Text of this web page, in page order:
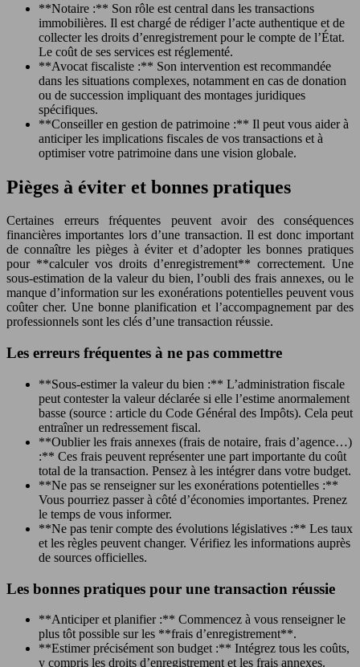
**Notaire :** Son rôle est central dans les transactions
immobilières. Il est chargé de rédiger l’acte authentique et de
collecter les droits d’enregistrement pour le compte de l’État.
Le coût de ses services est réglementé.
**Avocat fiscaliste :** Son intervention est recommandée
dans les situations complexes, notamment en cas de donation
ou de succession impliquant des montages juridiques
spécifiques.
**Conseiller en gestion de patrimoine :** Il peut vous aider à
anticiper les implications fiscales de vos transactions et à
optimiser votre patrimoine dans une vision globale.
Pièges à éviter et bonnes pratiques
Certaines erreurs fréquentes peuvent avoir des conséquences
financières importantes lors d’une transaction. Il est donc important
de connaître les pièges à éviter et d’adopter les bonnes pratiques
pour **calculer vos droits d’enregistrement** correctement. Une
sous-estimation de la valeur du bien, l’oubli des frais annexes, ou le
manque d’information sur les exonérations potentielles peuvent vous
coûter cher. Une bonne planification et l’accompagnement par des
professionnels sont les clés d’une transaction réussie.
Les erreurs fréquentes à ne pas commettre
**Sous-estimer la valeur du bien :** L’administration fiscale
peut contester la valeur déclarée si elle l’estime anormalement
basse (source : article du Code Général des Impôts). Cela peut
entraîner un redressement fiscal.
**Oublier les frais annexes (frais de notaire, frais d’agence…)
:** Ces frais peuvent représenter une part importante du coût
total de la transaction. Pensez à les intégrer dans votre budget.
**Ne pas se renseigner sur les exonérations potentielles :**
Vous pourriez passer à côté d’économies importantes. Prenez
le temps de vous informer.
**Ne pas tenir compte des évolutions législatives :** Les taux
et les règles peuvent changer. Vérifiez les informations auprès
de sources officielles.
Les bonnes pratiques pour une transaction réussie
**Anticiper et planifier :** Commencez à vous renseigner le
plus tôt possible sur les **frais d’enregistrement**.
**Estimer précisément son budget :** Intégrez tous les coûts,
y compris les droits d’enregistrement et les frais annexes.